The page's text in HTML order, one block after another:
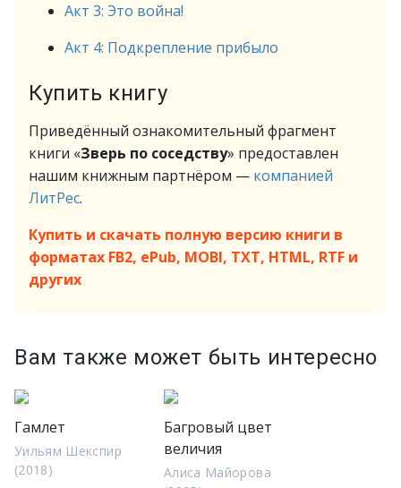
Акт 3: Это война!
Акт 4: Подкрепление прибыло
Купить книгу
Приведённый ознакомительный фрагмент
книги «Зверь по соседству» предоставлен
нашим книжным партнёром — компанией
ЛитРес.
Купить и скачать полную версию книги в
форматах FB2, ePub, MOBI, TXT, HTML, RTF и
других
Вам также может быть интересно
Гамлет
Уильям Шекспир
(2018)
Багровый цвет
величия
Алиса Майорова